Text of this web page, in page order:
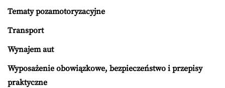
Tematy pozamotoryzacyjne
Transport
Wynajem aut
Wyposażenie obowiązkowe, bezpieczeństwo i przepisy
praktyczne